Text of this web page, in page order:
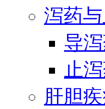
泻药
导
止
肝胆